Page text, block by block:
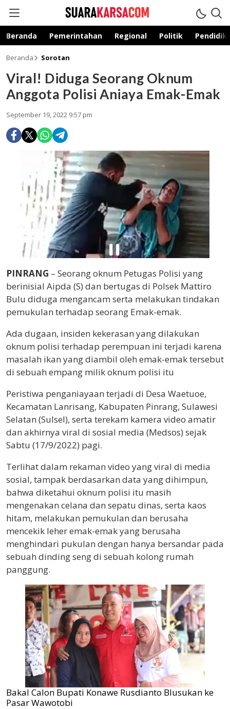
suarakarsa.com
Informasi terpercaya
Beranda Pemerintahan Regional Politik
Beranda Sorotan
Viral! Diduga Seorang Oknum
Anggota Polisi Aniaya Emak-Emak
September 19, 2022 9:57 pm
PINRANG – Seorang oknum Petugas Polisi yang
berinisial Aipda (S) dan bertugas di Polsek Mattiro
Bulu diduga mengancam serta melakukan tindakan
pemukulan terhadap seorang Emak-emak.
Ada dugaan, insiden kekerasan yang dilakukan
oknum polisi terhadap perempuan ini terjadi karena
masalah ikan yang diambil oleh emak-emak tersebut
di sebuah empang milik oknum polisi itu
Peristiwa penganiayaan terjadi di Desa Waetuoe,
Kecamatan Lanrisang, Kabupaten Pinrang, Sulawesi
Selatan (Sulsel), serta terekam kamera video amatir
dan akhirnya viral di sosial media (Medsos) sejak
Sabtu (17/9/2022) pagi.
Terlihat dalam rekaman video yang viral di media
sosial, tampak berdasarkan data yang dihimpun,
bahwa diketahui oknum polisi itu masih
mengenakan celana dan sepatu dinas, serta kaos
hitam, melakukan pemukulan dan berusaha
mencekik leher emak-emak yang berusaha
menghindari pukulan dengan hanya bersandar pada
sebuah dinding seng di sebuah kolong rumah
panggung.
Bakal Calon Bupati Konawe Rusdianto Blusukan ke
Pasar Wawotobi